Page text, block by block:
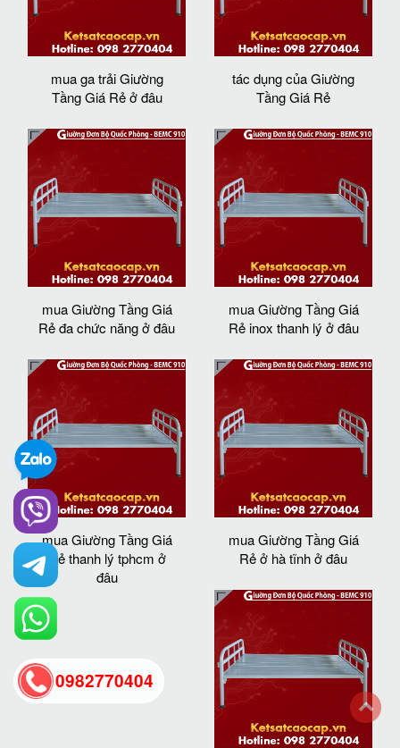
mua ga trải Giường
Tầng Giá Rẻ ở đâu
tác dụng của Giường
Tầng Giá Rẻ
mua Giường Tầng Giá
Rẻ đa chức năng ở đâu
mua Giường Tầng Giá
Rẻ inox thanh lý ở đâu
mua Giường Tầng Giá
Rẻ thanh lý tphcm ở
đâu
mua Giường Tầng Giá
Rẻ ở hà tĩnh ở đâu
0982770404
back